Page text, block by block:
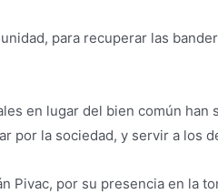
para recuperar las
en lugar del bien común han
por la sociedad, y servir a los
Pivac, por su presencia en la